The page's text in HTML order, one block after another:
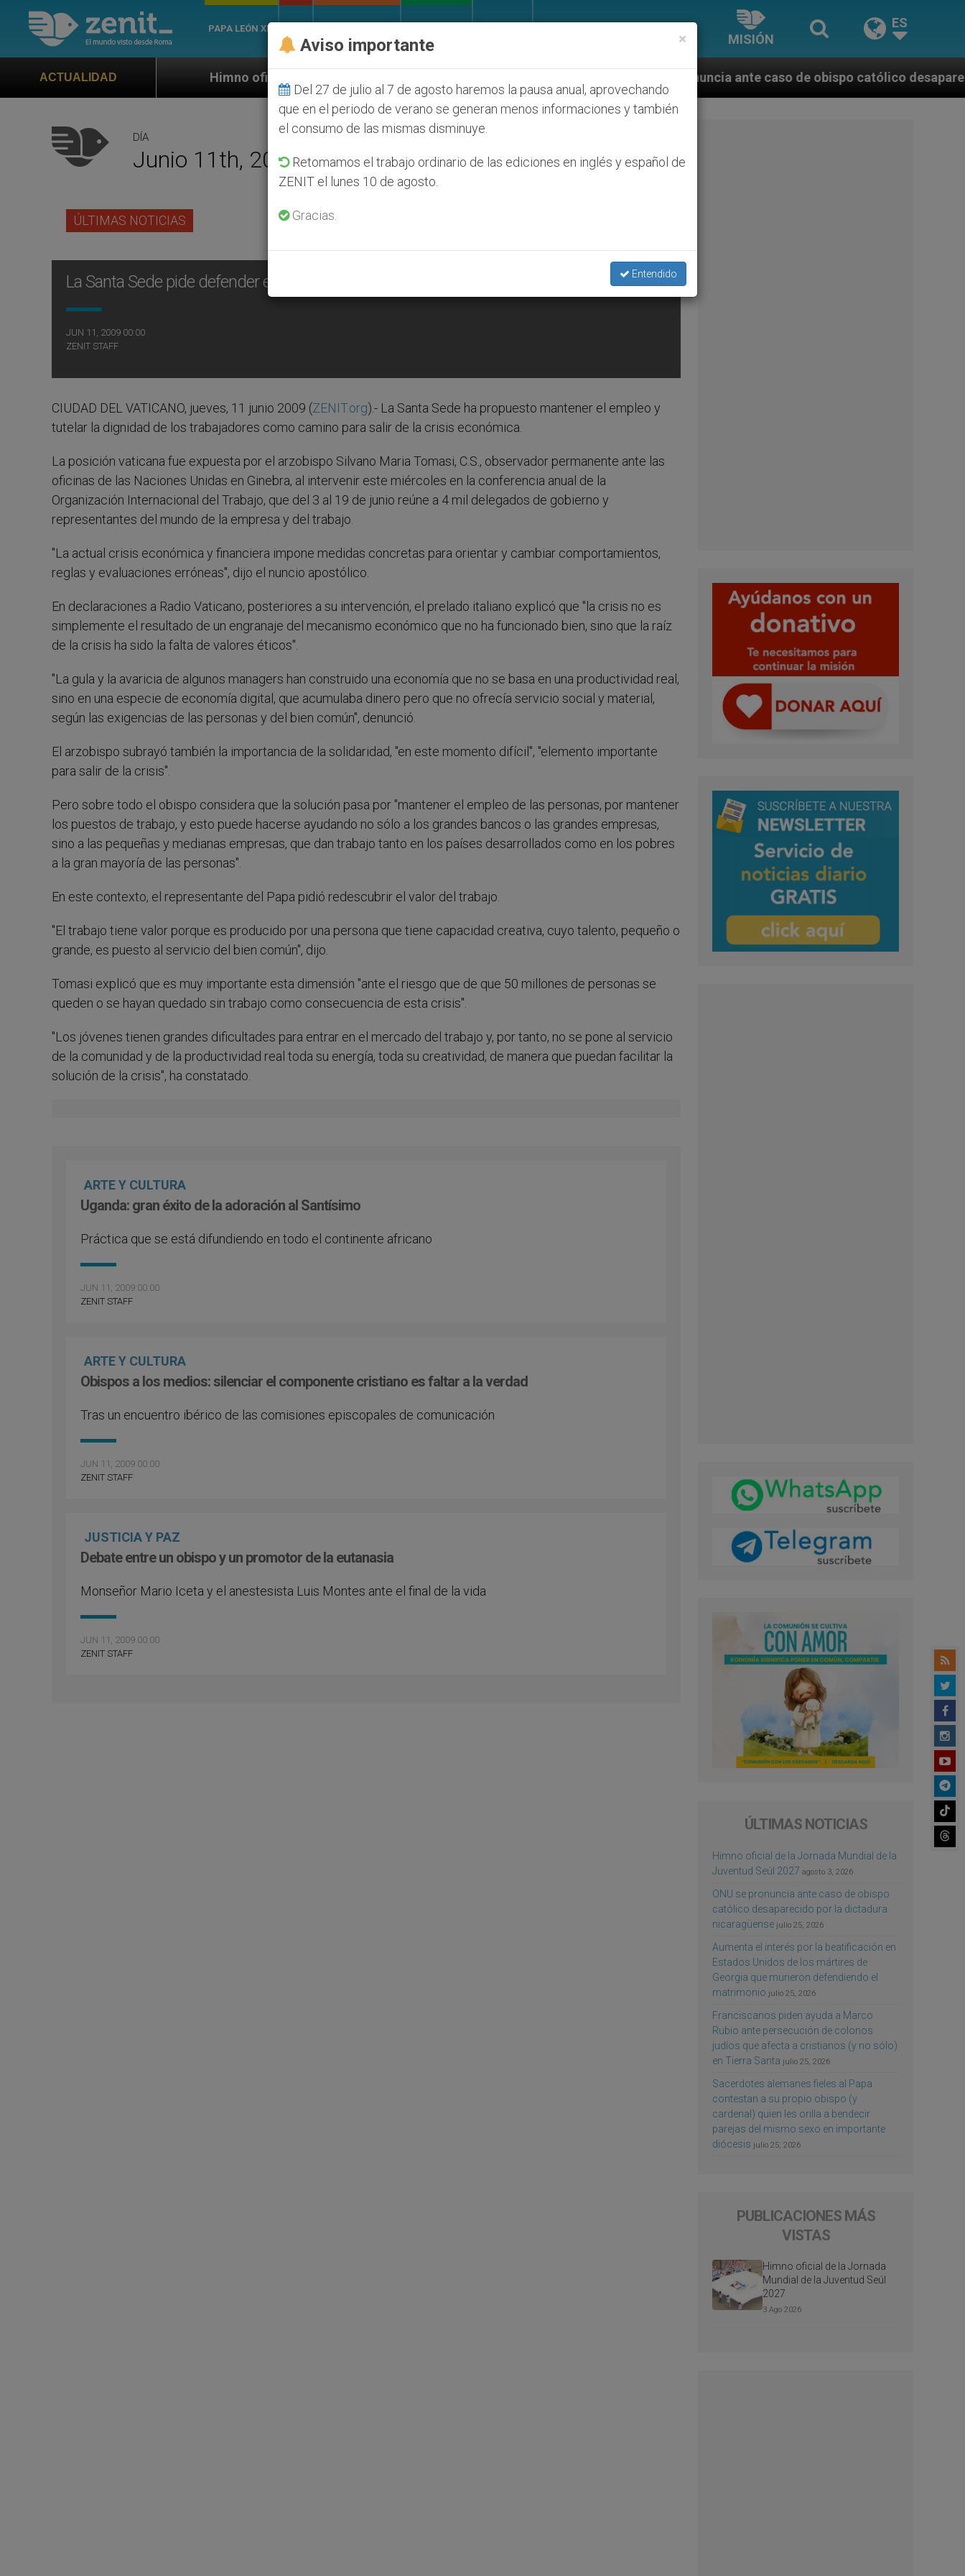
PAPA LEÓN XIV
MISIÓN
ES
ACTUALIDADHimno oficial de la Jornada Mundial de la Juventud Seúl 2027 ONU se pronuncia ante caso de obispo católico desaparecido por la
DÍA
Junio 11th, 2009
ÚLTIMAS NOTICIAS
La Santa Sede pide defender el empleo para salir de la crisis
JUN 11, 2009 00:00
ZENIT STAFF
CIUDAD DEL VATICANO, jueves, 11 junio 2009 (ZENIT.org).- La Santa Sede ha propuesto mantener el empleo y
tutelar la dignidad de los trabajadores como camino para salir de la crisis económica.
La posición vaticana fue expuesta por el arzobispo Silvano Maria Tomasi, C.S., observador permanente ante las
oficinas de las Naciones Unidas en Ginebra, al intervenir este miércoles en la conferencia anual de la
Organización Internacional del Trabajo, que del 3 al 19 de junio reúne a 4 mil delegados de gobierno y
representantes del mundo de la empresa y del trabajo.
"La actual crisis económica y financiera impone medidas concretas para orientar y cambiar comportamientos,
reglas y evaluaciones erróneas", dijo el nuncio apostólico.
En declaraciones a Radio Vaticano, posteriores a su intervención, el prelado italiano explicó que "la crisis no es
simplemente el resultado de un engranaje del mecanismo económico que no ha funcionado bien, sino que la raíz
de la crisis ha sido la falta de valores éticos".
"La gula y la avaricia de algunos managers han construido una economía que no se basa en una productividad real,
sino en una especie de economía digital, que acumulaba dinero pero que no ofrecía servicio social y material,
según las exigencias de las personas y del bien común", denunció.
El arzobispo subrayó también la importancia de la solidaridad, "en este momento difícil", "elemento importante
para salir de la crisis".
Pero sobre todo el obispo considera que la solución pasa por "mantener el empleo de las personas, por mantener
los puestos de trabajo, y esto puede hacerse ayudando no sólo a los grandes bancos o las grandes empresas,
sino a las pequeñas y medianas empresas, que dan trabajo tanto en los países desarrollados como en los pobres
a la gran mayoría de las personas".
En este contexto, el representante del Papa pidió redescubrir el valor del trabajo.
"El trabajo tiene valor porque es producido por una persona que tiene capacidad creativa, cuyo talento, pequeño o
grande, es puesto al servicio del bien común", dijo.
Tomasi explicó que es muy importante esta dimensión "ante el riesgo que de que 50 millones de personas se
queden o se hayan quedado sin trabajo como consecuencia de esta crisis".
"Los jóvenes tienen grandes dificultades para entrar en el mercado del trabajo y, por tanto, no se pone al servicio
de la comunidad y de la productividad real toda su energía, toda su creatividad, de manera que puedan facilitar la
solución de la crisis", ha constatado.
ARTE Y CULTURA
Uganda: gran éxito de la adoración al Santísimo
Práctica que se está difundiendo en todo el continente africano
JUN 11, 2009 00:00
ZENIT STAFF
ARTE Y CULTURA
Obispos a los medios: silenciar el componente cristiano es faltar a la verdad
Tras un encuentro ibérico de las comisiones episcopales de comunicación
JUN 11, 2009 00:00
ZENIT STAFF
JUSTICIA Y PAZ
Debate entre un obispo y un promotor de la eutanasia
Monseñor Mario Iceta y el anestesista Luis Montes ante el final de la vida
JUN 11, 2009 00:00
ZENIT STAFF
ÚLTIMAS NOTICIAS
Himno oficial de la Jornada Mundial de la
Juventud Seúl 2027 agosto 3, 2026
ONU se pronuncia ante caso de obispo
católico desaparecido por la dictadura
nicaragüense julio 25, 2026
Aumenta el interés por la beatificación en
Estados Unidos de los mártires de
Georgia que murieron defendiendo el
matrimonio julio 25, 2026
Franciscanos piden ayuda a Marco
Rubio ante persecución de colonos
judíos que afecta a cristianos (y no sólo)
en Tierra Santa julio 25, 2026
Sacerdotes alemanes fieles al Papa
contestan a su propio obispo (y
cardenal) quien les orilla a bendecir
parejas del mismo sexo en importante
diócesis julio 25, 2026
PUBLICACIONES MÁS
VISTAS
Himno oficial de la Jornada
Mundial de la Juventud Seúl
2027
3 Ago 2026
×
Aviso importante
Del 27 de julio al 7 de agosto haremos la pausa anual, aprovechando
que en el periodo de verano se generan menos informaciones y también
el consumo de las mismas disminuye.
Retomamos el trabajo ordinario de las ediciones en inglés y español de
ZENIT el lunes 10 de agosto.
Gracias.
Entendido